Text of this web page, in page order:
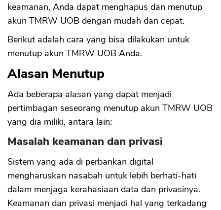
keamanan, Anda dapat menghapus dan menutup
akun TMRW UOB dengan mudah dan cepat.
Berikut adalah cara yang bisa dilakukan untuk
menutup akun TMRW UOB Anda.
Alasan Menutup
Ada beberapa alasan yang dapat menjadi
pertimbagan seseorang menutup akun TMRW UOB
yang dia miliki, antara lain:
Masalah keamanan dan privasi
Sistem yang ada di perbankan digital
mengharuskan nasabah untuk lebih berhati-hati
dalam menjaga kerahasiaan data dan privasinya.
Keamanan dan privasi menjadi hal yang terkadang